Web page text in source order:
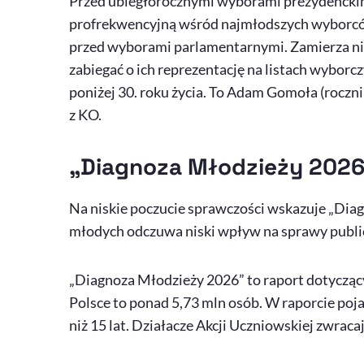
profrekwencyjną wśród najmłodszych
przed wyborami parlamentarnymi. Zamierza
zabiegać o ich reprezentację na listach
poniżej 30. roku życia. To Adam Gomoła
z KO.
„Diagnoza Młodzieży
Na niskie poczucie sprawczości wskazuje
młodych odczuwa niski wpływ na sprawy
„Diagnoza Młodzieży 2026” to raport
Polsce to ponad 5,73 mln osób. W raporcie
niż 15 lat. Działacze Akcji Uczniowskiej